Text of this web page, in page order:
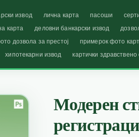
извод лична карта пасоши
карта деловни банкарски извод
дозвола за престој примерок фото
хипотекарни извод картички
Модерен